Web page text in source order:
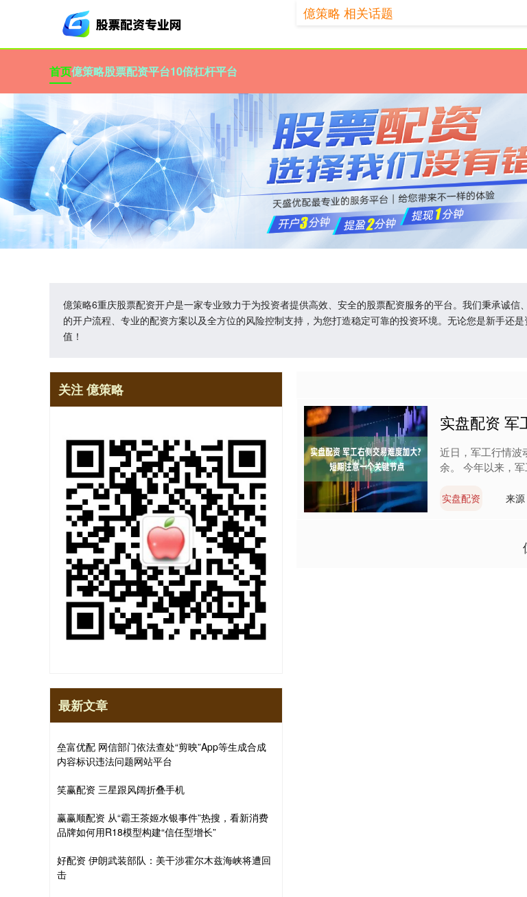
首页億策略股票配资平台10倍杠杆平台
億策略6重庆股票配资开户是一家专业致力于为投资者提供高效、安全的股票配资服务的平台。我们秉承诚
的开户流程、专业的配资方案以及全方位的风险控制支持，为您打造稳定可靠的投资环境。无论您是新手还
值！
億策略 相关话题
实盘配资 军
近日，军工行情波
余。 今年以来，
实盘配资 来
关注 億策略
最新文章
垒富优配 网信部门依法查处“剪映”App等生成合成
内容标识违法问题网站平台
笑赢配资 三星跟风阔折叠手机
赢赢顺配资 从“霸王茶姬水银事件”热搜，看新消费
品牌如何用R18模型构建“信任型增长”
好配资 伊朗武装部队：美干涉霍尔木兹海峡将遭回
击